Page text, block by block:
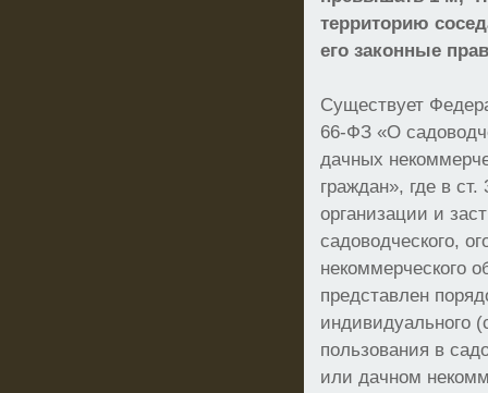
территорию
его законные
Существует
66-ФЗ «О
дачных
граждан», где в
организации и
садоводческого,
некоммерческого
представлен
индивидуального
пользования в
или дачном